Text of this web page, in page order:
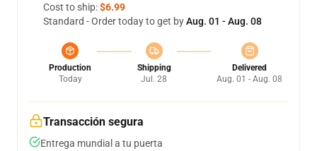
Cost to ship:$6.99
Standard - Order today to get byAug. 01 - Aug. 08
Production
Today
Shipping
Jul. 28
Delivered
Aug. 01 - Aug. 08
Transacción segura
Entrega mundial a tu puerta